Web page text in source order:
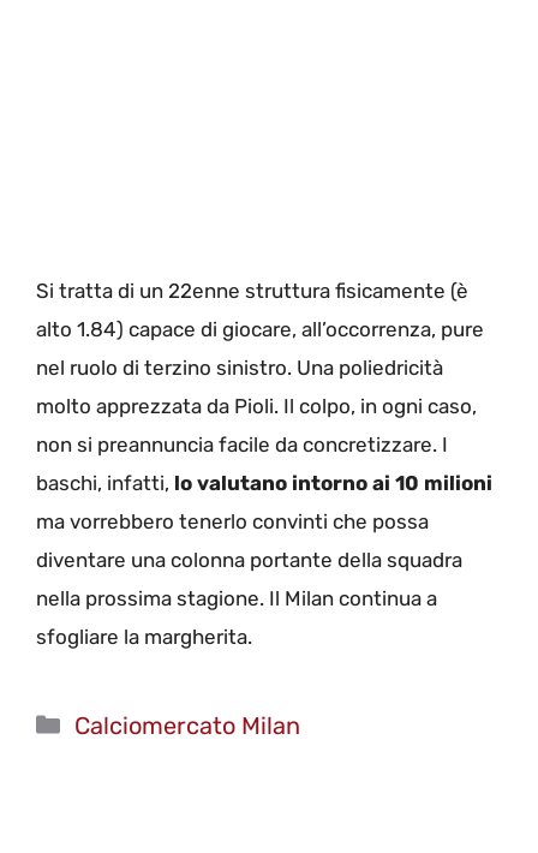
Si tratta di un 22enne struttura fisicamente (è
alto 1.84) capace di giocare, all’occorrenza, pure
nel ruolo di terzino sinistro. Una poliedricità
molto apprezzata da Pioli. Il colpo, in ogni caso,
non si preannuncia facile da concretizzare. I
baschi, infatti, lo valutano intorno ai 10 milioni
ma vorrebbero tenerlo convinti che possa
diventare una colonna portante della squadra
nella prossima stagione. Il Milan continua a
sfogliare la margherita.
Categorie
Calciomercato Milan